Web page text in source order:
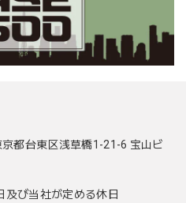
都台東区浅草橋1-21-6 宝山ビ
及び当社が定める休日